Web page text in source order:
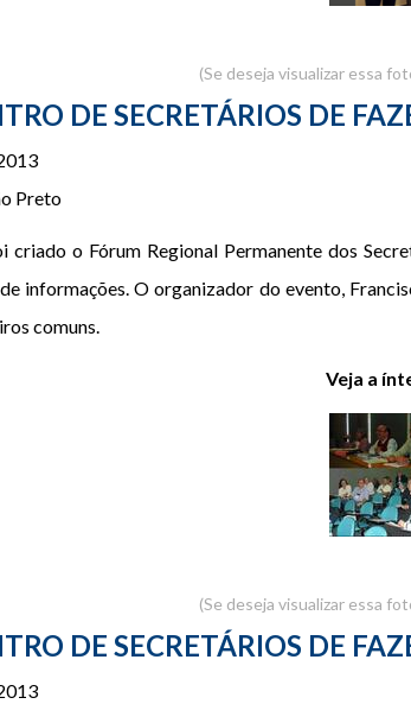
(Se deseja visualizar essa
DE SECRETÁRIOS DE
Preto
criado o Fórum Regional Permanente dos
informações. O organizador do evento,
comuns.
Veja a
(Se deseja visualizar essa
DE SECRETÁRIOS DE